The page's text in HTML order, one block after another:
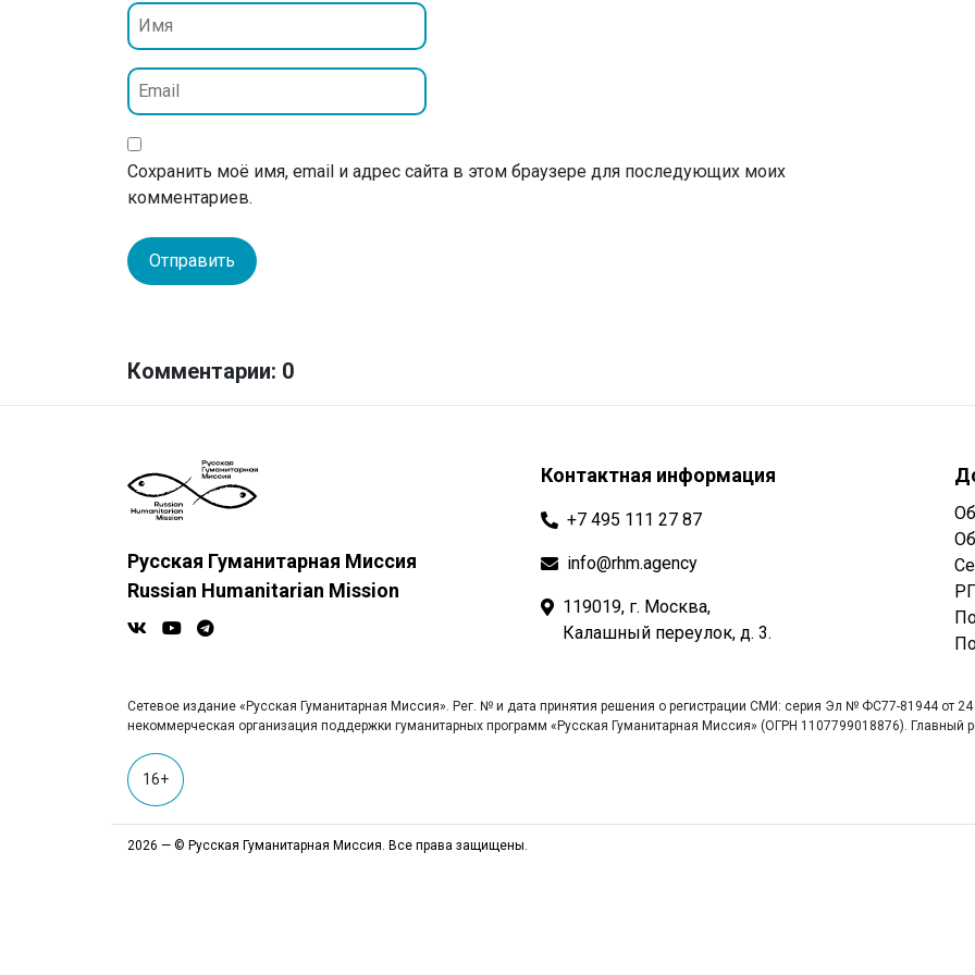
Сохранить моё имя, email и адрес сайта в этом браузере для последующих моих
комментариев.
Комментарии: 0
Русская Гуманитарная Миссия
Russian Humanitarian Mission
Контактная информация
+7 495 111 27 87
info@rhm.agency
119019, г. Москва,
Калашный переулок, д. 3.
Сетевое издание «Русская Гуманитарная Миссия». Рег. № и дата принятия решения о регистрации СМИ: серия Эл № ФС77-81944 от
некоммерческая организация поддержки гуманитарных программ «Русская Гуманитарная Миссия» (ОГРН 1107799018876). Главный
16+
2026 — © Русская Гуманитарная Миссия. Все права защищены.